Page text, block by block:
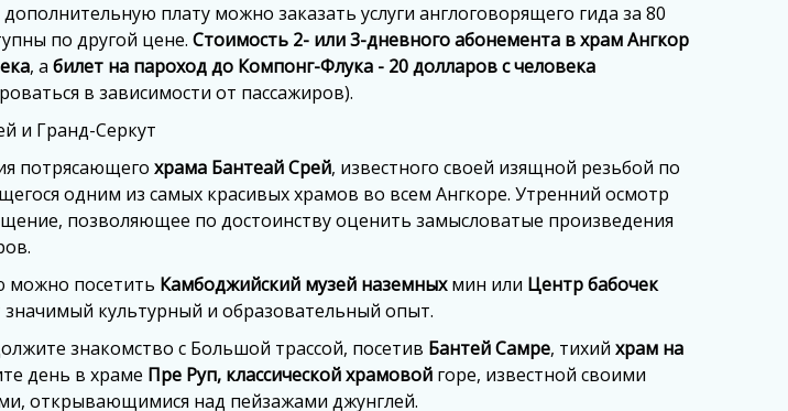
плату можно заказать услуги англоговорящего гида за 80
по другой цене. Стоимость 2- или 3-дневного абонемента в храм Ангкор
, а билет на пароход до Компонг-Флука - 20 долларов с человека
в зависимости от пассажиров).
и Гранд-Серкут
потрясающего храма Бантеай Срей, известного своей изящной резьбой по
одним из самых красивых храмов во всем Ангкоре. Утренний осмотр
позволяющее по достоинству оценить замысловатые произведения
можно посетить Камбоджийский музей наземныхмин или Центр бабочек
культурный и образовательный опыт.
знакомство с Большой трассой, посетив Бантей Самре, тихий храм на
день в храме Пре Руп, классической храмовой горе, известной своими
открывающимися над пейзажами джунглей.